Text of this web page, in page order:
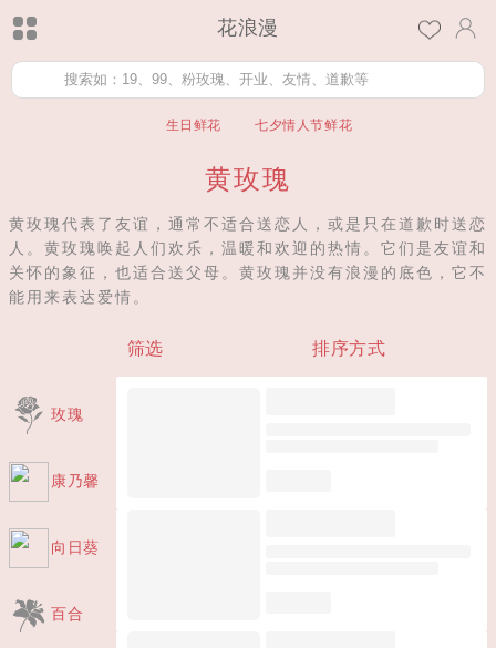
花浪漫
生日鲜花 七夕情人节鲜花
黄玫瑰
黄玫瑰代表了友谊，通常不适合送恋人，或是只在道歉时送恋
人。黄玫瑰唤起人们欢乐，温暖和欢迎的热情。它们是友谊和
关怀的象征，也适合送父母。黄玫瑰并没有浪漫的底色，它不
能用来表达爱情。
筛选 排序方式
玫瑰
康乃馨
向日葵
百合